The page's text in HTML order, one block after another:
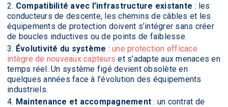
Compatibilité avec l’infrastructure existante : les
conducteurs de descente, les chemins de câbles et les
équipements de protection doivent s’intégrer sans créer
de boucles inductives ou de points de faiblesse.
Évolutivité du système : une protection efficace
intègre de nouveaux capteurs et s’adapte aux menaces en
temps réel. Un système figé devient obsolète en
quelques années face à l’évolution des équipements
industriels.
Maintenance et accompagnement : un contrat de